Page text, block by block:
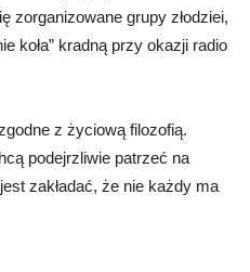
zorganizowane grupy złodziei,
koła” kradną przy okazji radio
z życiową filozofią.
podejrzliwie patrzeć na
zakładać, że nie każdy ma